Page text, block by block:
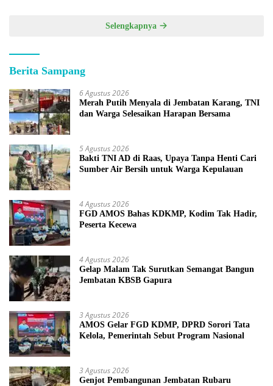
Selengkapnya
Berita Sampang
6 Agustus 2026
Merah Putih Menyala di Jembatan Karang, TNI
dan Warga Selesaikan Harapan Bersama
5 Agustus 2026
Bakti TNI AD di Raas, Upaya Tanpa Henti Cari
Sumber Air Bersih untuk Warga Kepulauan
4 Agustus 2026
FGD AMOS Bahas KDKMP, Kodim Tak Hadir,
Peserta Kecewa
4 Agustus 2026
Gelap Malam Tak Surutkan Semangat Bangun
Jembatan KBSB Gapura
3 Agustus 2026
AMOS Gelar FGD KDMP, DPRD Sorori Tata
Kelola, Pemerintah Sebut Program Nasional
3 Agustus 2026
Genjot Pembangunan Jembatan Rubaru